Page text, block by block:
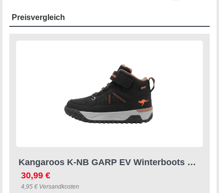
Preisvergleich
Kangaroos K-NB GARP EV Winterboots Snowboots, Winterboots, Winterschuhe, wasserabweisend
30,99 €
4,95 € Versandkosten